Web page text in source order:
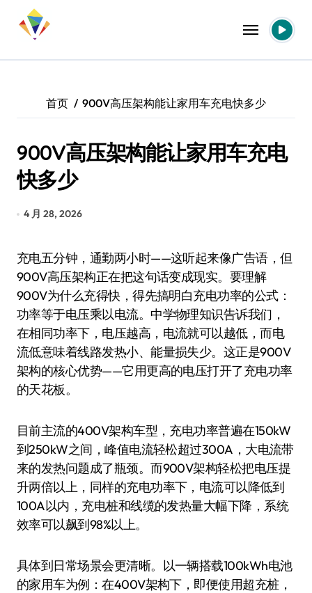
首页 900V高压架构能让家用车充电快多少
900V高压架构能让家用车充电
快多少
4 月 28, 2026
充电五分钟，通勤两小时——这听起来像广告语，但
900V高压架构正在把这句话变成现实。要理解
900V为什么充得快，得先搞明白充电功率的公式：
功率等于电压乘以电流。中学物理知识告诉我们，
在相同功率下，电压越高，电流就可以越低，而电
流低意味着线路发热小、能量损失少。这正是900V
架构的核心优势——它用更高的电压打开了充电功率
的天花板。
目前主流的400V架构车型，充电功率普遍在150kW
到250kW之间，峰值电流轻松超过300A，大电流带
来的发热问题成了瓶颈。而900V架构轻松把电压提
升两倍以上，同样的充电功率下，电流可以降低到
100A以内，充电桩和线缆的发热量大幅下降，系统
效率可以飙到98%以上。
具体到日常场景会更清晰。以一辆搭载100kWh电池
的家用车为例：在400V架构下，即便使用超充桩，